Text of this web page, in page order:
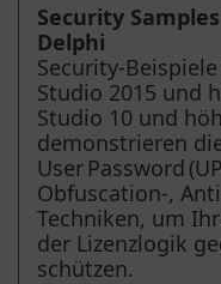
Security
Delphi
Security-Beispiele
Studio 2015 und
Studio 10 und
demonstrieren
User Password
Obfuscation-,
Techniken, um
der Lizenzlogik
schützen.